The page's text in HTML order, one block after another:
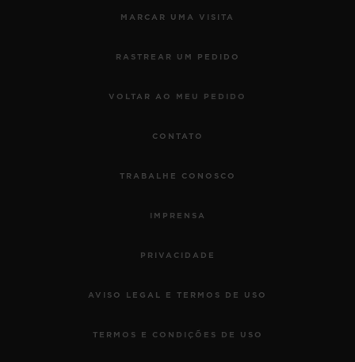
MARCAR UMA VISITA
RASTREAR UM PEDIDO
VOLTAR AO MEU PEDIDO
CONTATO
TRABALHE CONOSCO
IMPRENSA
PRIVACIDADE
AVISO LEGAL E TERMOS DE USO
TERMOS E CONDIÇÕES DE USO